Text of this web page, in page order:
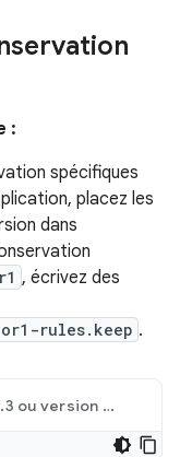
:
spécifiques
placez les
dans
, écrivez des
rules.keep .
AGP 9.3 ou version ultérieure (Groovy)